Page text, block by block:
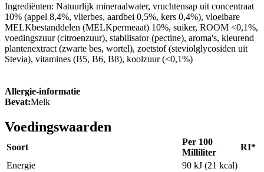
Ingrediënten: Natuurlijk mineraalwater, vruchtensap uit concentraat
10% (appel 8,4%, vlierbes, aardbei 0,5%, kers 0,4%), vloeibare
MELKbestanddelen (MELKpermeaat) 10%, suiker, ROOM <0,1%,
voedingszuur (citroenzuur), stabilisator (pectine), aroma's, kleurend
plantenextract (zwarte bes, wortel), zoetstof (steviolglycosiden uit
Stevia), vitamines (B5, B6, B8), koolzuur (<0,1%)
Allergie-informatie
Bevat:Melk
Voedingswaarden
Soort
Per 100
Milliliter
RI*
Energie
90 kJ (21 kcal)